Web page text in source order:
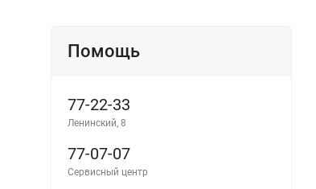
Помощь
77-22-33
Ленинский, 8
77-07-07
Сервисный центр